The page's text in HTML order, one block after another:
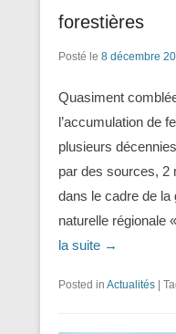
forestières
Posté le 8 décembre
Quasiment
l’accumulation de
plusieurs
par des sources, 2
dans le cadre de
naturelle régionale
la suite →
Posted in Actualités